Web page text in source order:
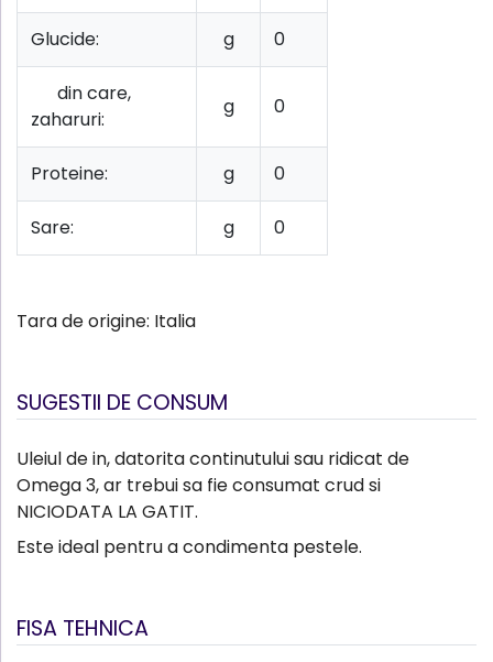
Glucide: g 0
din care,
zaharuri:
g 0
Proteine: g 0
Sare: g 0
Tara de origine: Italia
SUGESTII DE CONSUM
Uleiul de in, datorita continutului sau ridicat de
Omega 3, ar trebui sa fie consumat crud si
NICIODATA LA GATIT.
Este ideal pentru a condimenta pestele.
FISA TEHNICA